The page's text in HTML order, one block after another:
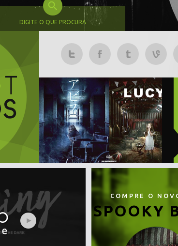
DIGITE O QUE PROCURA
COMPRE O
SPOOKY